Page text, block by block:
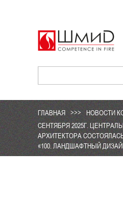
ГЛАВНАЯ >>> НОВОСТИ
СЕНТЯБРЯ 2025Г.
АРХИТЕКТОРА
«100. ЛАНДШАФТНЫЙ